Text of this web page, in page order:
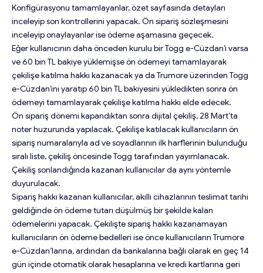
Konfigürasyonu tamamlayanlar, özet sayfasında detayları
inceleyip son kontrollerini yapacak. Ön sipariş sözleşmesini
inceleyip onaylayanlar ise ödeme aşamasına geçecek.
Eğer kullanıcının daha önceden kurulu bir Togg e-Cüzdan’ı varsa
ve 60 bin TL bakiye yüklemişse ön ödemeyi tamamlayarak
çekilişe katılma hakkı kazanacak ya da Trumore üzerinden Togg
e-Cüzdan’ını yaratıp 60 bin TL bakiyesini yükledikten sonra ön
ödemeyi tamamlayarak çekilişe katılma hakkı elde edecek.
Ön sipariş dönemi kapandıktan sonra dijital çekiliş, 28 Mart’ta
noter huzurunda yapılacak. Çekilişe katılacak kullanıcıların ön
sipariş numaralarıyla ad ve soyadlarının ilk harflerinin bulunduğu
sıralı liste, çekiliş öncesinde Togg tarafından yayımlanacak.
Çekiliş sonlandığında kazanan kullanıcılar da aynı yöntemle
duyurulacak.
Sipariş hakkı kazanan kullanıcılar, akıllı cihazlarının teslimat tarihi
geldiğinde ön ödeme tutarı düşülmüş bir şekilde kalan
ödemelerini yapacak. Çekilişte sipariş hakkı kazanamayan
kullanıcıların ön ödeme bedelleri ise önce kullanıcıların Trumore
e-Cüzdan’larına, ardından da bankalarına bağlı olarak en geç 14
gün içinde otomatik olarak hesaplarına ve kredi kartlarına geri